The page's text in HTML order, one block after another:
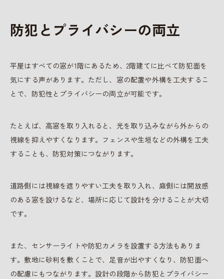
防犯とプライバシーの両立
平屋はすべての窓が1階にあるため、2階建てに比べて防犯面を
気にする声があります。ただし、窓の配置や外構を工夫するこ
とで、防犯性とプライバシーの両立が可能です。
たとえば、高窓を取り入れると、光を取り込みながら外からの
視線を抑えやすくなります。フェンスや生垣などの外構を工夫
することも、防犯対策につながります。
道路側には視線を遮りやすい工夫を取り入れ、庭側には開放感
のある窓を設けるなど、場所に応じて設計を分けることが大切
です。
また、センサーライトや防犯カメラを設置する方法もありま
す。敷地に砂利を敷くことで、足音が出やすくなり、防犯面へ
の配慮にもつながります。設計の段階から防犯とプライバシー